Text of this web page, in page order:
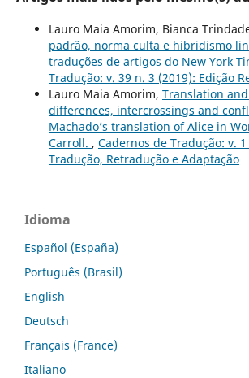
Lauro Maia Amorim, Bianca
padrão, norma culta e hibridismo
traduções de artigos do New York
Tradução: v. 39 n. 3 (2019): Edição
Lauro Maia Amorim, Translation
differences, intercrossings and
Machado’s translation of Alice in
Carroll. , Cadernos de Tradução: v.
Tradução, Retradução e Adaptação
Idioma
Español (España)
Português (Brasil)
English
Deutsch
Français (France)
Italiano